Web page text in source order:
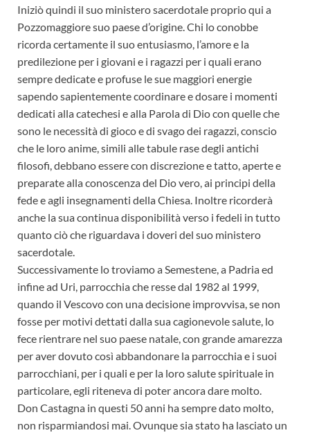
Iniziò quindi il suo ministero sacerdotale proprio qui a
Pozzomaggiore suo paese d’origine. Chi lo conobbe
ricorda certamente il suo entusiasmo, l’amore e la
predilezione per i giovani e i ragazzi per i quali erano
sempre dedicate e profuse le sue maggiori energie
sapendo sapientemente coordinare e dosare i momenti
dedicati alla catechesi e alla Parola di Dio con quelle che
sono le necessità di gioco e di svago dei ragazzi, conscio
che le loro anime, simili alle tabule rase degli antichi
filosofi, debbano essere con discrezione e tatto, aperte e
preparate alla conoscenza del Dio vero, ai principi della
fede e agli insegnamenti della Chiesa. Inoltre ricorderà
anche la sua continua disponibilità verso i fedeli in tutto
quanto ciò che riguardava i doveri del suo ministero
sacerdotale.
Successivamente lo troviamo a Semestene, a Padria ed
infine ad Uri, parrocchia che resse dal 1982 al 1999,
quando il Vescovo con una decisione improvvisa, se non
fosse per motivi dettati dalla sua cagionevole salute, lo
fece rientrare nel suo paese natale, con grande amarezza
per aver dovuto così abbandonare la parrocchia e i suoi
parrocchiani, per i quali e per la loro salute spirituale in
particolare, egli riteneva di poter ancora dare molto.
Don Castagna in questi 50 anni ha sempre dato molto,
non risparmiandosi mai. Ovunque sia stato ha lasciato un